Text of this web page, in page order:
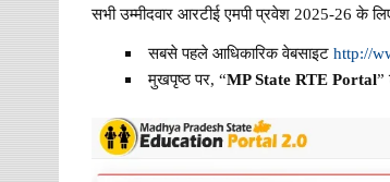
सभी उम्मीदवार आरटीई एमपी प्रवेश 2025-26
सबसे पहले आधिकारिक वेबसाइट http://
मुखपृष्ठ पर, “MP State RTE Portal”